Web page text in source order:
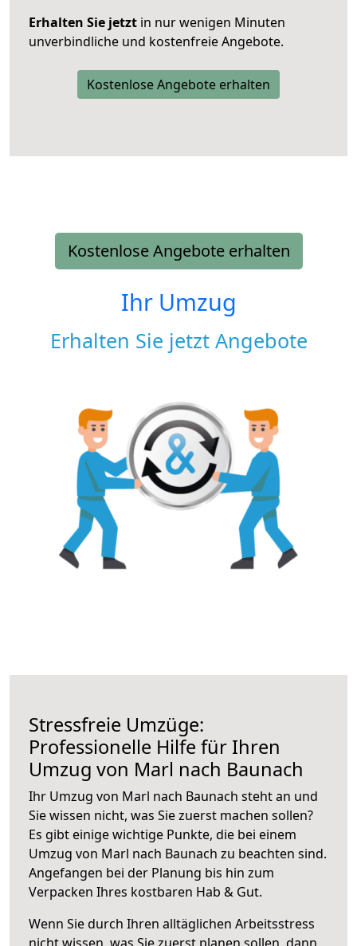
Erhalten Sie jetzt in nur wenigen Minuten
unverbindliche und kostenfreie Angebote.
Kostenlose Angebote erhalten
Kostenlose Angebote erhalten
Ihr Umzug
Erhalten Sie jetzt Angebote
Stressfreie Umzüge:
Professionelle Hilfe für Ihren
Umzug von Marl nach Baunach
Ihr Umzug von Marl nach Baunach steht an und
Sie wissen nicht, was Sie zuerst machen sollen?
Es gibt einige wichtige Punkte, die bei einem
Umzug von Marl nach Baunach zu beachten sind.
Angefangen bei der Planung bis hin zum
Verpacken Ihres kostbaren Hab & Gut.
Wenn Sie durch Ihren alltäglichen Arbeitsstress